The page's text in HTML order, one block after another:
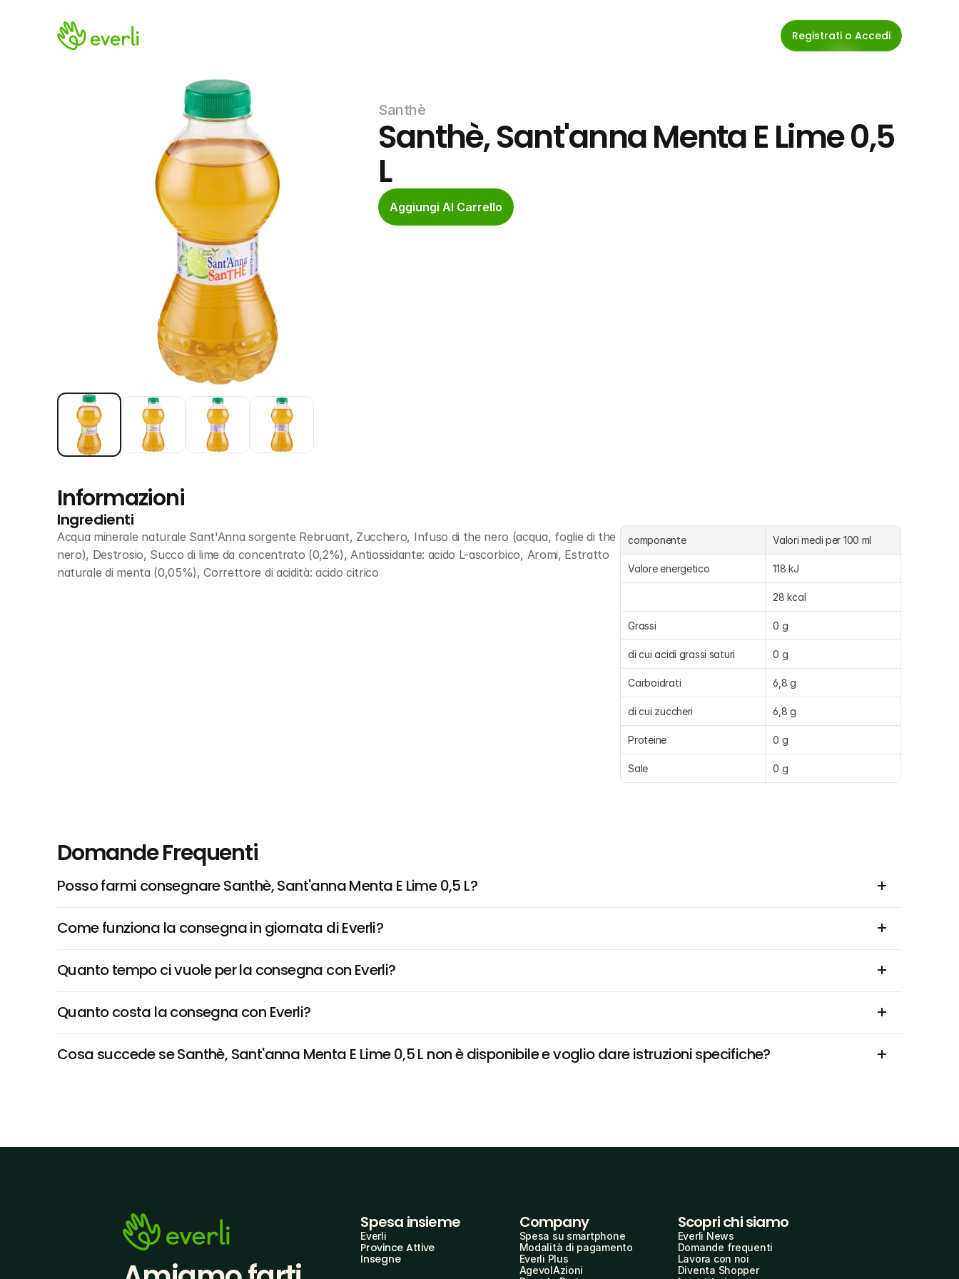
Registrati o Accedi
Santhè
Santhè, Sant'anna Menta E Lime 0,5
L
Aggiungi Al Carrello
Informazioni
Ingredienti
Acqua minerale naturale Sant'Anna sorgente Rebruant, Zucchero, Infuso di the nero (acqua, foglie di the
nero), Destrosio, Succo di lime da concentrato (0,2%), Antiossidante: acido L-ascorbico, Aromi, Estratto
naturale di menta (0,05%), Correttore di acidità: acido citrico
componente Valori medi per 100 ml
Valore energetico 118 kJ
28 kcal
Grassi 0 g
di cui acidi grassi saturi 0 g
Carboidrati 6,8 g
di cui zuccheri 6,8 g
Proteine 0 g
Sale 0 g
Domande Frequenti
Posso farmi consegnare Santhè, Sant'anna Menta E Lime 0,5 L?
Come funziona la consegna in giornata di Everli?
Quanto tempo ci vuole per la consegna con Everli?
Quanto costa la consegna con Everli?
Cosa succede se Santhè, Sant'anna Menta E Lime 0,5 L non è disponibile e voglio dare istruzioni specifiche?
Spesa insieme
Everli
Province Attive
Insegne
Company
Spesa su smartphone
Modalità di pagamento
Everli Plus
AgevolAzioni
Scopri chi siamo
Everli News
Domande frequenti
Lavora con noi
Diventa Shopper